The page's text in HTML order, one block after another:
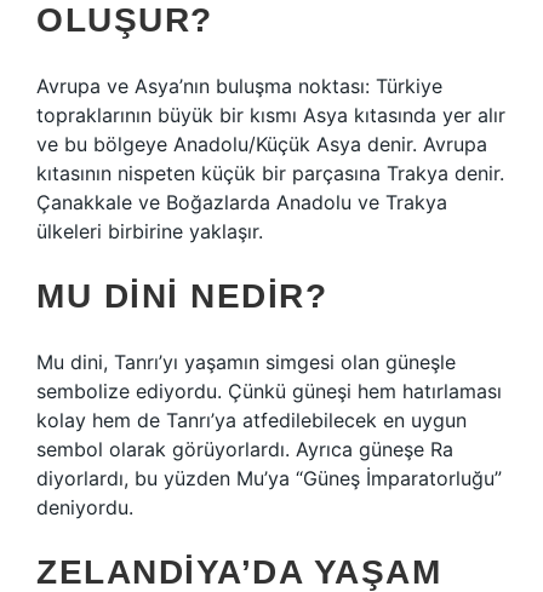
OLUŞUR?
Avrupa ve Asya’nın buluşma noktası: Türkiye
topraklarının büyük bir kısmı Asya kıtasında yer alır
ve bu bölgeye Anadolu/Küçük Asya denir. Avrupa
kıtasının nispeten küçük bir parçasına Trakya denir.
Çanakkale ve Boğazlarda Anadolu ve Trakya
ülkeleri birbirine yaklaşır.
MU DINI NEDIR?
Mu dini, Tanrı’yı ​​yaşamın simgesi olan güneşle
sembolize ediyordu. Çünkü güneşi hem hatırlaması
kolay hem de Tanrı’ya atfedilebilecek en uygun
sembol olarak görüyorlardı. Ayrıca güneşe Ra
diyorlardı, bu yüzden Mu’ya “Güneş İmparatorluğu”
deniyordu.
ZELANDIYA’DA YAŞAM